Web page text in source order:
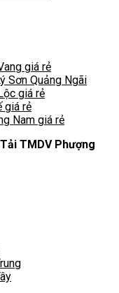
giá rẻ
Sơn Quảng Ngãi
giá rẻ
giá rẻ
Nam giá rẻ
TMDV Phượng